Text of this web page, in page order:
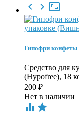

 
Гипофри конфеты
Средство для
(Hypofree), 18
200 ₽
Нет в наличии
 